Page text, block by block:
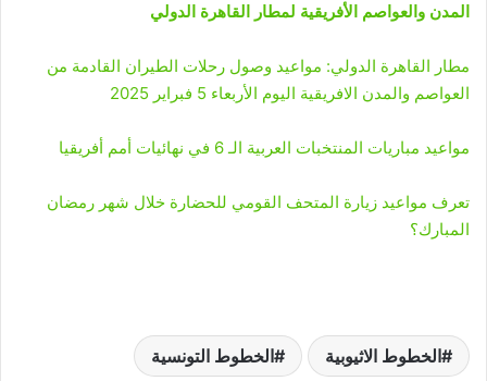
المدن والعواصم الأفريقية لمطار القاهرة الدولي
مطار القاهرة الدولي: مواعيد وصول رحلات الطيران القادمة من
العواصم والمدن الافريقية اليوم الأربعاء 5 فبراير 2025
مواعيد مباريات المنتخبات العربية الـ 6 في نهائيات أمم أفريقيا
تعرف مواعيد زيارة المتحف القومي للحضارة خلال شهر رمضان
المبارك؟
الخطوط الاثيوبية الخطوط التونسية